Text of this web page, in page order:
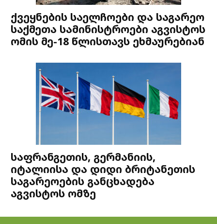
ქვეყნების საელჩოები და საგარეო
საქმეთა სამინისტროები აგვისტოს
ომის მე-18 წლისთავს ეხმაურებიან
საფრანგეთის, გერმანიის,
იტალიისა და დიდი ბრიტანეთის
საგარეოების განცხადება
აგვისტოს ომზე